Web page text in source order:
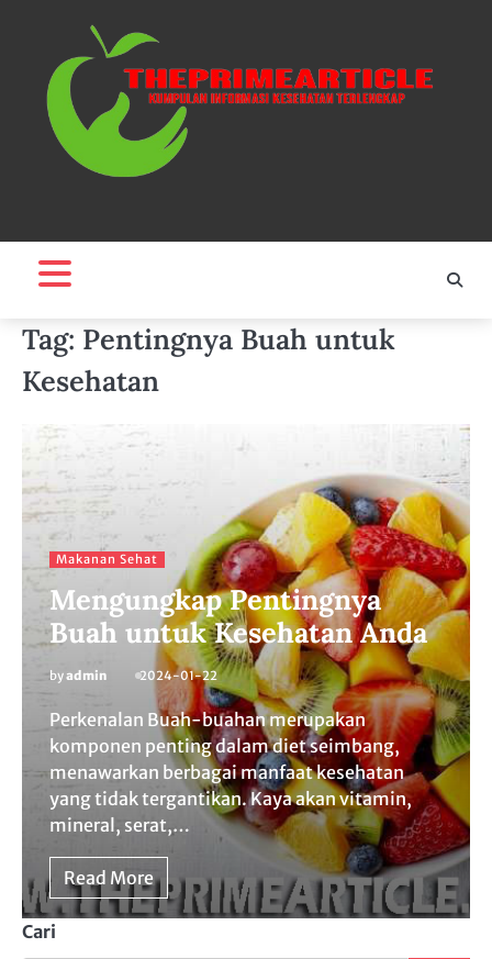
content
Tag: Pentingnya Buah untuk
Kesehatan
Makanan Sehat
Mengungkap Pentingnya
Buah untuk Kesehatan Anda
byadmin 2024-01-22
Perkenalan Buah-buahan merupakan
komponen penting dalam diet seimbang,
menawarkan berbagai manfaat kesehatan
yang tidak tergantikan. Kaya akan vitamin,
mineral, serat,…
Read More
Cari